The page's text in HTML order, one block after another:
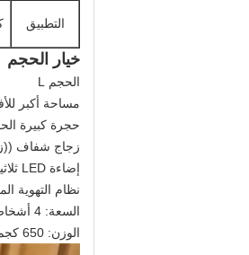
التطبيق
خيار الحجم
الحجم L
مساحة أكبر
حجرة كبيرة
زجاج شفاف
إضاءة LED ثلاثية التروس ، مصدر 220V / 110V مع واجهة USB واجهة الشبكة
نظام التهوية
السعة: 4 أشخاص
الوزن: 650 كجم